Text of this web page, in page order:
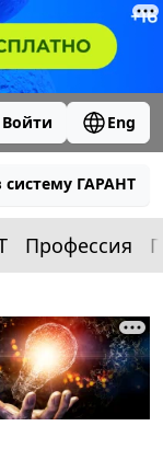
Войти Eng
систему ГАРАНТ
Профессия